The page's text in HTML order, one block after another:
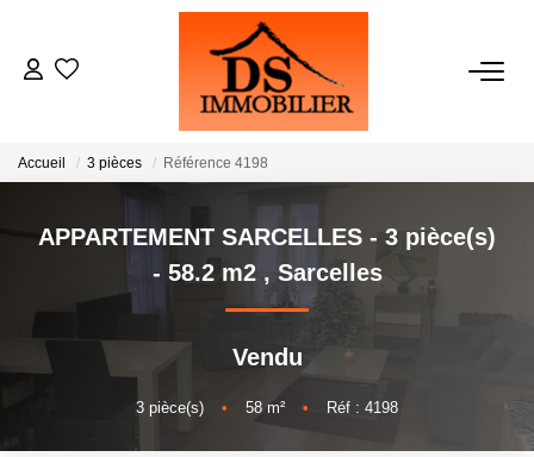
ACHATS
ESTIMATION
NOTRE AGENCE
Accueil 3 pièces Référence 4198
APPARTEMENT SARCELLES - 3 pièce(s)
- 58.2 m2 , Sarcelles
Vendu
3 pièce(s) • 58 m² • Réf : 4198